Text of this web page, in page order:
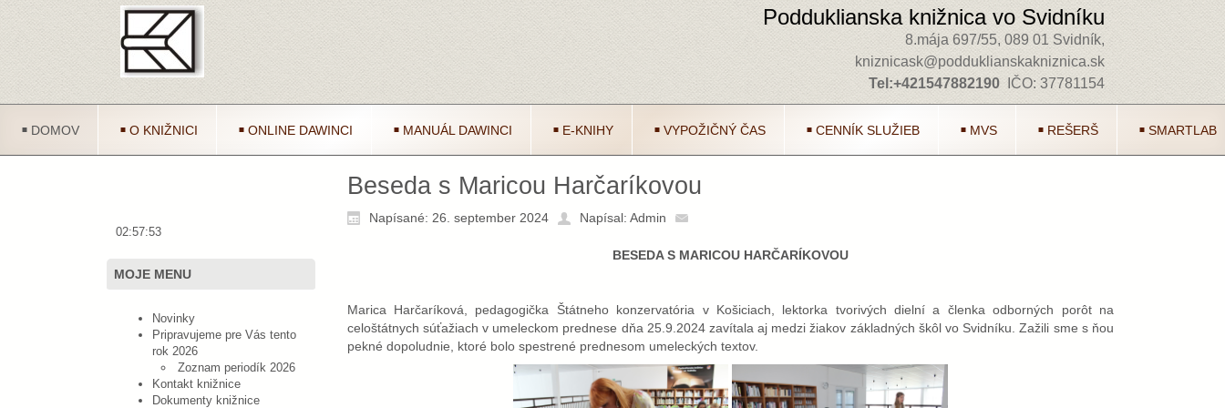
Podduklianska knižnica vo Svidníku
8.mája 697/55, 089 01 Svidník,
kniznicask@podduklianskakniznica.sk
Tel:+421547882190 IČO: 37781154
DOMOV O KNIŽNICI ONLINE DAWINCI MANUÁL DAWINCI E-KNIHY VYPOŽIČNÝ ČAS CENNÍK SLUŽIEB MVS REŠERŠ SMARTLAB
02:57:53
MOJE MENU
Novinky
Pripravujeme pre Vás tento
rok 2026
Zoznam periodík 2026
Kontakt knižnice
Dokumenty knižnice
Beseda s Maricou Harčaríkovou
Napísané: 26. september 2024 Napísal: Admin
BESEDA S MARICOU HARČARÍKOVOU
Marica Harčaríková, pedagogička Štátneho konzervatória v Košiciach, lektorka tvorivých dielní a členka odborných porôt na
celoštátnych súťažiach v umeleckom prednese dňa 25.9.2024 zavítala aj medzi žiakov základných škôl vo Svidníku. Zažili sme s ňou
pekné dopoludnie, ktoré bolo spestrené prednesom umeleckých textov.